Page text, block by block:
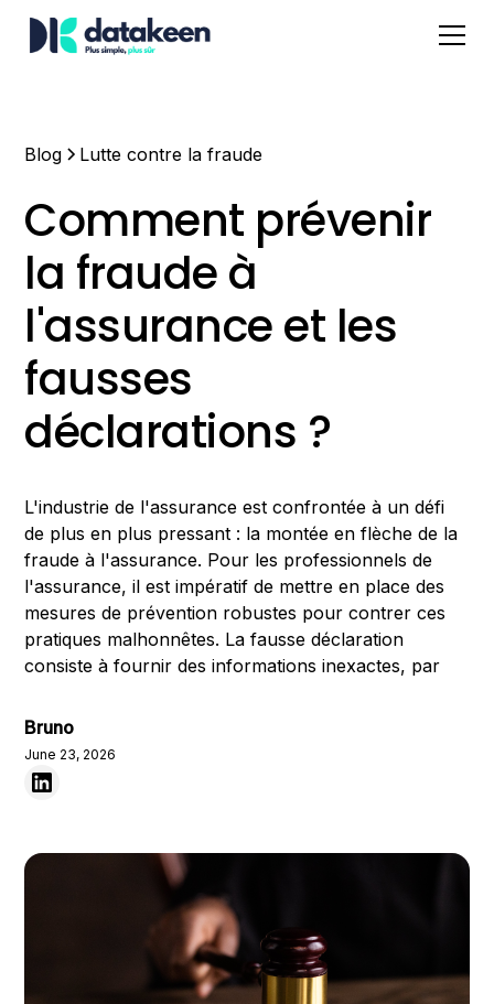
Blog Lutte contre la fraude
Comment prévenir
la fraude à
l'assurance et les
fausses
déclarations ?
L'industrie de l'assurance est confrontée à un défi
de plus en plus pressant : la montée en flèche de la
fraude à l'assurance. Pour les professionnels de
l'assurance, il est impératif de mettre en place des
mesures de prévention robustes pour contrer ces
pratiques malhonnêtes. La fausse déclaration
consiste à fournir des informations inexactes, par
Bruno
June 23, 2026